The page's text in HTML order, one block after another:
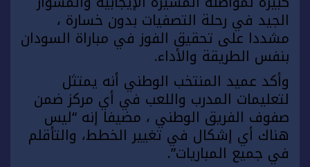
الجيد في رحلة التصفيات بدون خسارة ،
مشددا على تحقيق الفوز في مباراة السودان
بنفس الطريقة والأداء.
وأكد عميد المنتخب الوطني أنه يمتثل
لتعليمات المدرب واللعب في أي مركز ضمن
صفوف الفريق الوطني ، مضيفا إنه “ليس
هناك أي إشكال في تغيير الخطط، والتأقلم
في جميع المباريات”.